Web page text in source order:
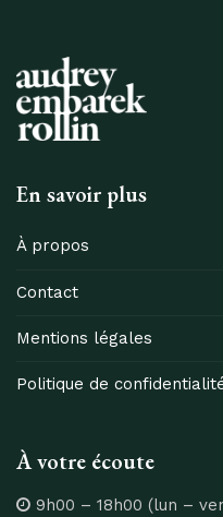
En savoir plus
À propos
Contact
Mentions légales
Politique de
À votre écoute
9h00 – 18h00 (lun –